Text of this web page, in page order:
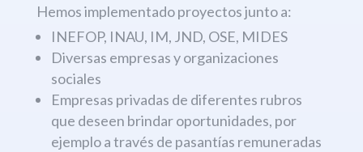
Hemos implementado proyectos junto a:
INEFOP, INAU, IM, JND, OSE, MIDES
Diversas empresas y organizaciones
sociales
Empresas privadas de diferentes rubros
que deseen brindar oportunidades, por
ejemplo a través de pasantías remuneradas